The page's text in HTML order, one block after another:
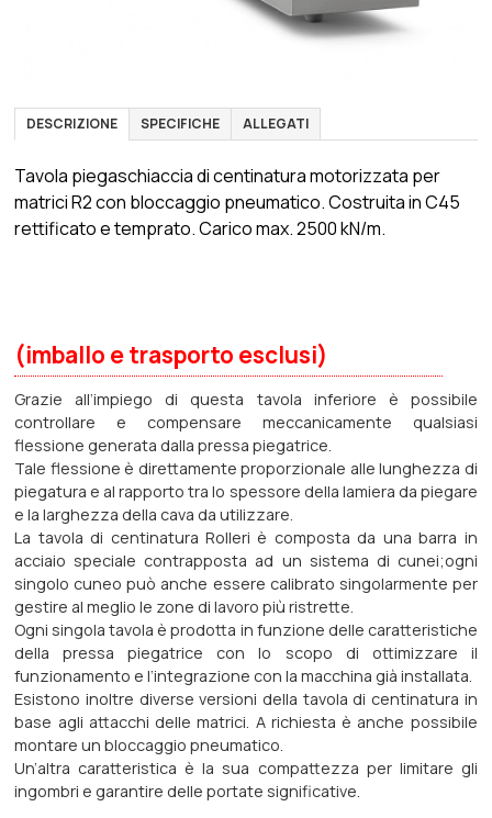
DESCRIZIONE SPECIFICHE ALLEGATI
Tavola piegaschiaccia di centinatura motorizzata per
matrici R2 con bloccaggio pneumatico. Costruita in C45
rettificato e temprato. Carico max. 2500 kN/m.
(imballo e trasporto esclusi)
Grazie all‘impiego di questa tavola inferiore è possibile
controllare e compensare meccanicamente qualsiasi
flessione generata dalla pressa piegatrice.
Tale flessione è direttamente proporzionale alle lunghezza di
piegatura e al rapporto tra lo spessore della lamiera da piegare
e la larghezza della cava da utilizzare.
La tavola di centinatura Rolleri è composta da una barra in
acciaio speciale contrapposta ad un sistema di cunei;ogni
singolo cuneo può anche essere calibrato singolarmente per
gestire al meglio le zone di lavoro più ristrette.
Ogni singola tavola è prodotta in funzione delle caratteristiche
della pressa piegatrice con lo scopo di ottimizzare il
funzionamento e l‘integrazione con la macchina già installata.
Esistono inoltre diverse versioni della tavola di centinatura in
base agli attacchi delle matrici. A richiesta è anche possibile
montare un bloccaggio pneumatico.
Un’altra caratteristica è la sua compattezza per limitare gli
ingombri e garantire delle portate significative.